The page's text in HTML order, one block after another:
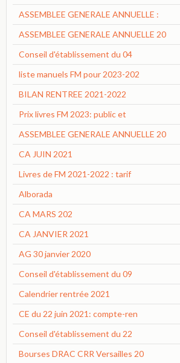
ASSEMBLEE GENERALE ANNUELLE :
ASSEMBLEE GENERALE ANNUELLE 20
Conseil d'établissement du 04
liste manuels FM pour 2023-202
BILAN RENTREE 2021-2022
Prix livres FM 2023: public et
ASSEMBLEE GENERALE ANNUELLE 20
CA JUIN 2021
Livres de FM 2021-2022 : tarif
Alborada
CA MARS 202
CA JANVIER 2021
AG 30 janvier 2020
Conseil d'établissement du 09
Calendrier rentrée 2021
CE du 22 juin 2021: compte-ren
Conseil d'établissement du 22
Bourses DRAC CRR Versailles 20